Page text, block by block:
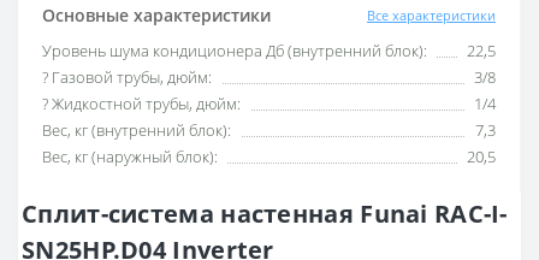
Основные характеристики Все характеристики
Уровень шума кондиционера Дб (внутренний блок):
22,5
? Газовой трубы, дюйм:
3/8
? Жидкостной трубы, дюйм:
1/4
Вес, кг (внутренний блок):
7,3
Вес, кг (наружный блок):
20,5
Сплит-система настенная Funai RAC-I-
SN25HP.D04 Inverter